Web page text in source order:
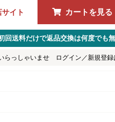
イト カートを見る
回送料だけで返品交換は何度でも
らっしゃいませ ログイン／新規登録